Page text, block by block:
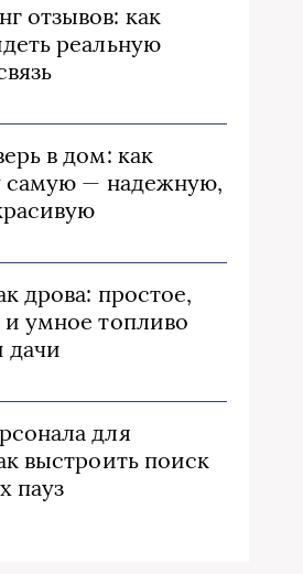
отзывов: как
реальную
в дом: как
самую — надежную,
дрова: простое,
и умное топливо
дачи
для
выстроить поиск
пауз